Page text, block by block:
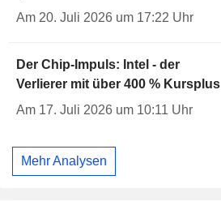
Am 20. Juli 2026 um 17:22 Uhr
Der Chip-Impuls: Intel - der
Verlierer mit über 400 % Kursplus
Am 17. Juli 2026 um 10:11 Uhr
Mehr Analysen